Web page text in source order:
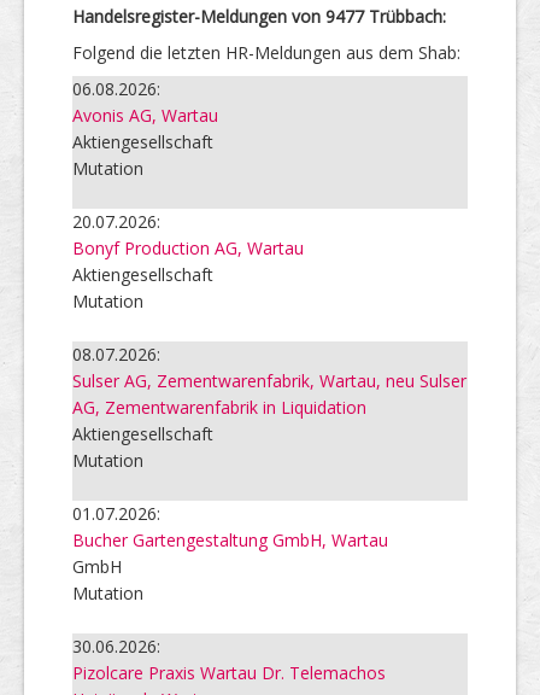
Handelsregister-Meldungen von 9477 Trübbach:
Folgend die letzten HR-Meldungen aus dem Shab:
06.08.2026:
Avonis AG, Wartau
Aktiengesellschaft
Mutation
20.07.2026:
Bonyf Production AG, Wartau
Aktiengesellschaft
Mutation
08.07.2026:
Sulser AG, Zementwarenfabrik, Wartau, neu Sulser
AG, Zementwarenfabrik in Liquidation
Aktiengesellschaft
Mutation
01.07.2026:
Bucher Gartengestaltung GmbH, Wartau
GmbH
Mutation
30.06.2026:
Pizolcare Praxis Wartau Dr. Telemachos